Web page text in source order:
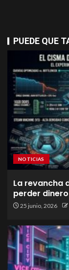
PUEDE QUE
NOTICIAS
La revancha
perder
25 junio, 2026